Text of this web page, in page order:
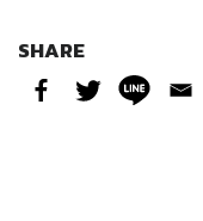
SHARE